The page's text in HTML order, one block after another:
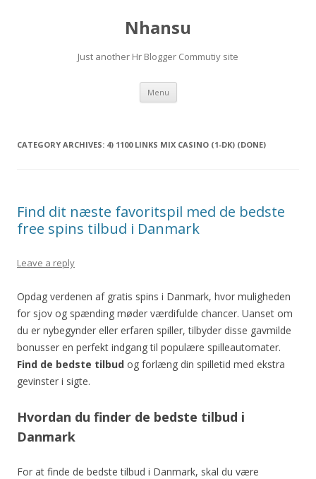
Nhansu
Just another Hr Blogger Commutiy site
Menu Skip to content
CATEGORY ARCHIVES: 4) 1100 LINKS MIX CASINO (1-DK) (DONE)
Find dit næste favoritspil med de bedste
free spins tilbud i Danmark
Leave a reply
Opdag verdenen af gratis spins i Danmark, hvor muligheden
for sjov og spænding møder værdifulde chancer. Uanset om
du er nybegynder eller erfaren spiller, tilbyder disse gavmilde
bonusser en perfekt indgang til populære spilleautomater.
Find de bedste tilbud og forlæng din spilletid med ekstra
gevinster i sigte.
Hvordan du finder de bedste tilbud i
Danmark
For at finde de bedste tilbud i Danmark, skal du være